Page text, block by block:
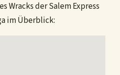
Wracks der Salem Express
im Überblick: